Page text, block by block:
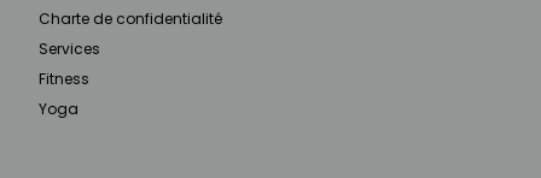
Charte de confidentialité
Services
Fitness
Yoga